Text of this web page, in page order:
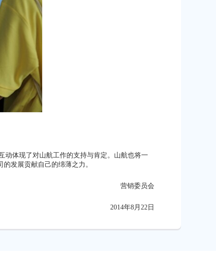
动体现了对山航工作的支持与肯定。山航也将一
发展贡献自己的绵薄之力。
营销委员会
2014年8月22日